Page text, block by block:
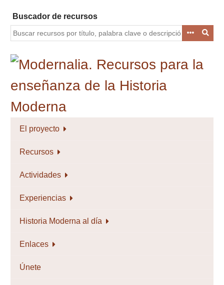
contenido
principal
Buscador de recursos
El proyecto
Recursos
Actividades
Experiencias
Historia Moderna al día
Enlaces
Únete